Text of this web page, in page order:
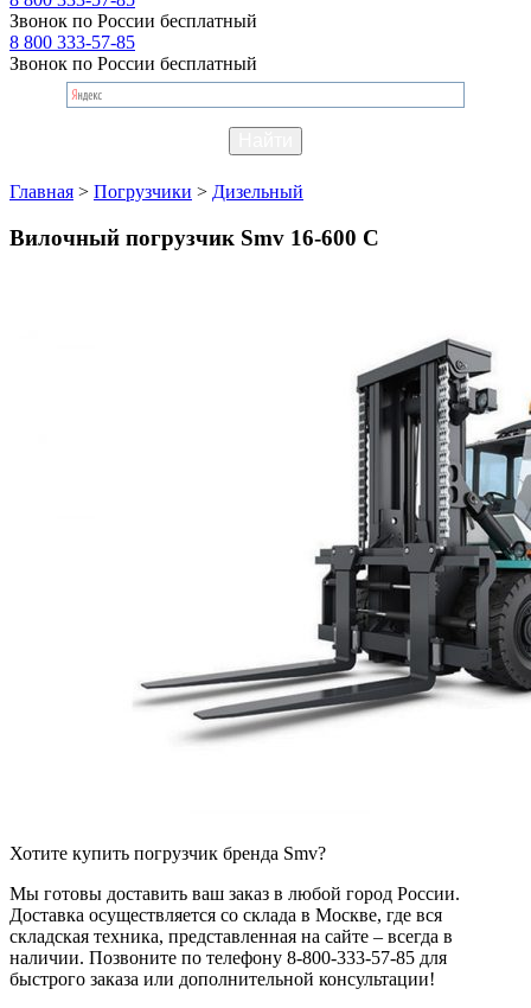
Звонок по России бесплатный
8 800 333-57-85
Звонок по России бесплатный
Главная > Погрузчики > Дизельный
Вилочный погрузчик Smv 16-600 C
Хотите купить погрузчик бренда Smv?
Мы готовы доставить ваш заказ в любой город России.
Доставка осуществляется со склада в Москве, где вся
складская техника, представленная на сайте – всегда в
наличии. Позвоните по телефону 8-800-333-57-85 для
быстрого заказа или дополнительной консультации!